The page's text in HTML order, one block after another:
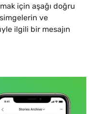
için aşağı doğru
ve
ilgili bir mesajın